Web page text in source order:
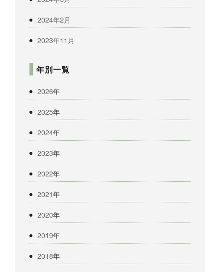
2024年2月
2023年11月
年別一覧
2026年
2025年
2024年
2023年
2022年
2021年
2020年
2019年
2018年